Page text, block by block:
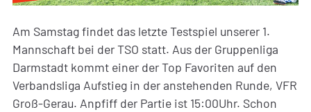
Am Samstag findet das letzte Testspiel unserer 1.
Mannschaft bei der TSO statt. Aus der Gruppenliga
Darmstadt kommt einer der Top Favoriten auf den
Verbandsliga Aufstieg in der anstehenden Runde, VFR
Groß-Gerau. Anpfiff der Partie ist 15:00Uhr. Schon